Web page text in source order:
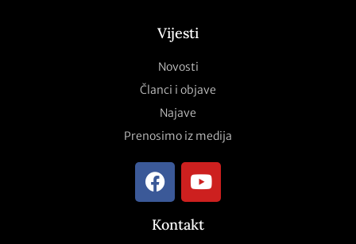
Vijesti
Novosti
Članci i objave
Najave
Prenosimo iz medija
Kontakt